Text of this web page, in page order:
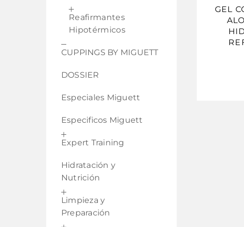
Reafirmantes
Hipotérmicos
CUPPINGS BY MIGUETT
DOSSIER
Especiales Miguett
Especificos Miguett
Expert Training
Hidratación y
Nutrición
Limpieza y
Preparación
GEL